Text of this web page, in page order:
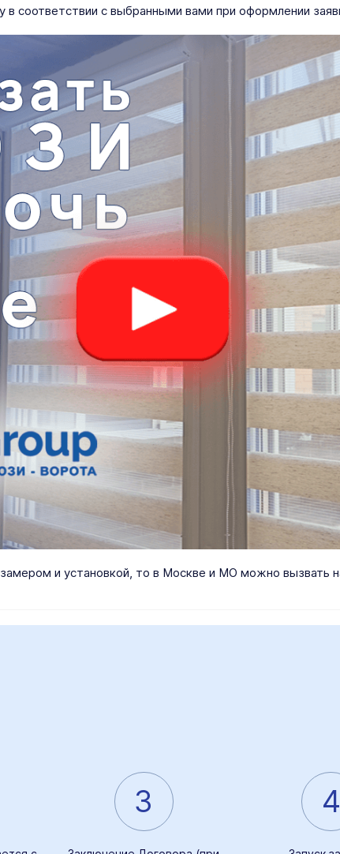
соответствии с выбранными вами при оформлении
и установкой, то в Москве и МО можно вызвать
3 4